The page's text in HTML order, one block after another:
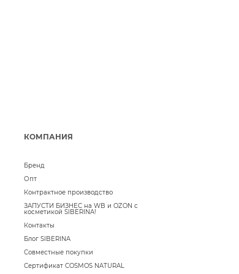
КОМПАНИЯ
Бренд
Опт
Контрактное производство
ЗАПУСТИ БИЗНЕС на WB и OZON с
косметикой SIBERINA!
Контакты
Блог SIBERINA
Совместные покупки
Сертификат COSMOS NATURAL